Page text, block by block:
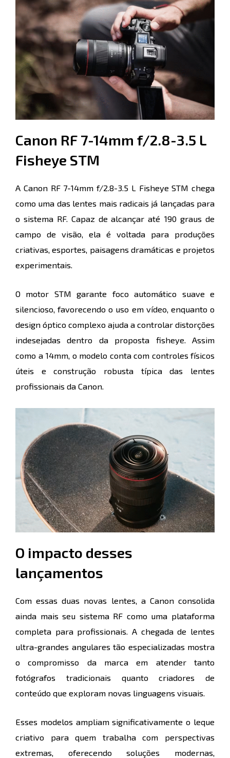
Canon RF 7-14mm f/2.8-3.5 L
Fisheye STM
A Canon RF 7-14mm f/2.8-3.5 L Fisheye STM chega
como uma das lentes mais radicais já lançadas para
o sistema RF. Capaz de alcançar até 190 graus de
campo de visão, ela é voltada para produções
criativas, esportes, paisagens dramáticas e projetos
experimentais.
O motor STM garante foco automático suave e
silencioso, favorecendo o uso em vídeo, enquanto o
design óptico complexo ajuda a controlar distorções
indesejadas dentro da proposta fisheye. Assim
como a 14mm, o modelo conta com controles físicos
úteis e construção robusta típica das lentes
profissionais da Canon.
O impacto desses
lançamentos
Com essas duas novas lentes, a Canon consolida
ainda mais seu sistema RF como uma plataforma
completa para profissionais. A chegada de lentes
ultra-grandes angulares tão especializadas mostra
o compromisso da marca em atender tanto
fotógrafos tradicionais quanto criadores de
conteúdo que exploram novas linguagens visuais.
Esses modelos ampliam significativamente o leque
criativo para quem trabalha com perspectivas
extremas, oferecendo soluções modernas,